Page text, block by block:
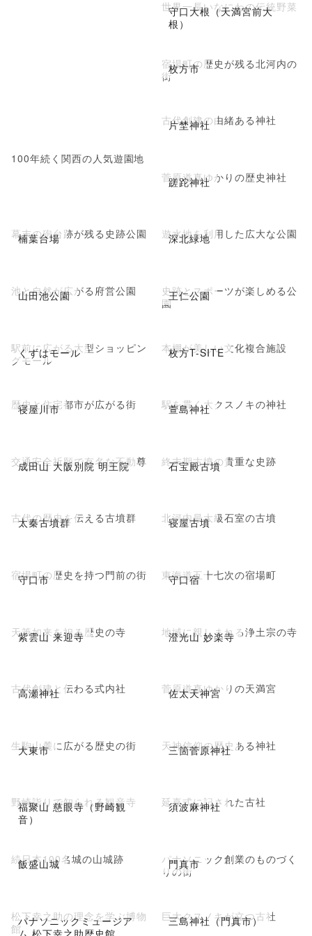
100年続く関西の人気遊園地
守口大根（天満宮前大
根）
世界一長いなにわの伝統野菜
枚方市
宿場町の歴史が残る北河内の
街
片埜神社
古代創建の由緒ある神社
蹉跎神社
菅原道真ゆかりの歴史神社
楠葉台場
幕末の砲台跡が残る史跡公園 深北緑地
遊水地を利用した広大な公園
山田池公園
池と自然が広がる府営公園 王仁公園
史跡とスポーツが楽しめる公
園
くずはモール
駅前に広がる大型ショッピン
グモール
枚方T-SITE
本棚が美しい文化複合施設
寝屋川市
歴史と住宅都市が広がる街 萱島神社
駅を貫く大クスノキの神社
成田山 大阪別院 明王院
交通安全祈願で有名な不動尊 石宝殿古墳
終末期古墳の貴重な史跡
太秦古墳群
古代の歴史を伝える古墳群 寝屋古墳
北河内最大級石室の古墳
守口市
宿場町の歴史を持つ門前の街 守口宿
東海道五十七次の宿場町
紫雲山 来迎寺
天筆如来を祀る歴史の寺 澄光山 妙楽寺
地域に親しまれる浄土宗の寺
高瀬神社
古代創建と伝わる式内社 佐太天神宮
菅原道真ゆかりの天満宮
大東市
生駒山麓に広がる歴史の街 三箇菅原神社
天神信仰の歴史ある神社
福聚山 慈眼寺（野崎観
音）
野崎詣りで知られる観音寺 須波麻神社
延喜式に記された古社
飯盛山城
続日本100名城の山城跡 門真市
パナソニック創業のものづく
りの街
パナソニックミュージア
ム 松下幸之助歴史館
松下幸之助の理念を学ぶ博物
館
三島神社（門真市）
巨大クスノキが立つ古社